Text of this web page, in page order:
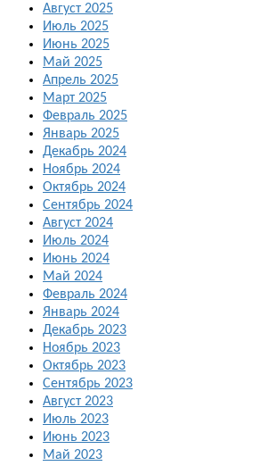
Август 2025
Июль 2025
Июнь 2025
Май 2025
Апрель 2025
Март 2025
Февраль 2025
Январь 2025
Декабрь 2024
Ноябрь 2024
Октябрь 2024
Сентябрь 2024
Август 2024
Июль 2024
Июнь 2024
Май 2024
Февраль 2024
Январь 2024
Декабрь 2023
Ноябрь 2023
Октябрь 2023
Сентябрь 2023
Август 2023
Июль 2023
Июнь 2023
Май 2023